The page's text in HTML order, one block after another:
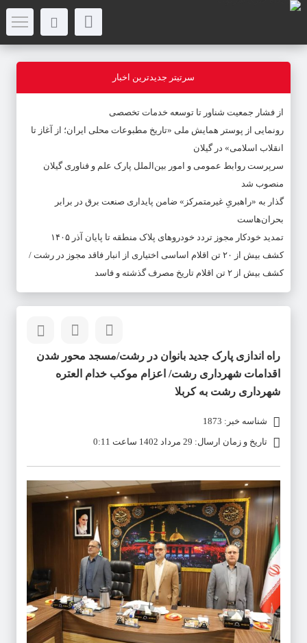
سرتیتر جدیدترین اخبار
از فشار جمعیت شناور تا توسعه خدمات تخصصی
رونمایی از پوستر همایش ملی «تاریخ مطبوعات محلی ایران؛ از آغاز تا
انقلاب اسلامی» در گیلان
سرپرست روابط عمومی و امور بین‌الملل پارک علم و فناوری گیلان
منصوب شد
گذار به «راهبریِ غیرمتمرکز» ضامن پایداری صنعت برق در برابر
بحران‌هاست
تمدید خودکار مجوز تردد خودروهای پلاک منطقه تا پایان آذر ۱۴۰۵
کشف بیش از ۲۰ تن اقلام اساسی اختیاری از انبار فاقد مجوز در رشت /
کشف بیش از ۲ تن اقلام تاریخ مصرف گذشته و فاسد
راه اندازی پارک جدید بانوان در رشت/مسجد محور شدن
اقدامات شهرداری رشت/ اعزام موکب خدام العتره
شهرداری رشت به کربلا
شناسه خبر: 1873
تاریخ و زمان ارسال: 29 مرداد 1402 ساعت 0:11